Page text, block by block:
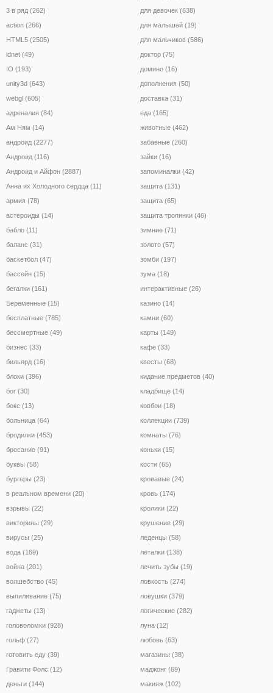
3 в ряд (262)
action (266)
HTML5 (2505)
idnet (49)
IO (193)
unity3d (643)
webgl (605)
адреналин (84)
Ам Ням (14)
андроид (2277)
Андроид (116)
Андроид и Айфон (2887)
Анна их Холодного сердца (11)
армия (78)
астероиды (14)
бабло (11)
баланс (31)
баскетбол (47)
бассейн (15)
бегалки (161)
Беременные (15)
бесплатные (785)
бессмертные (49)
бизнес (33)
бильярд (16)
блоки (396)
бог (30)
бокс (13)
больница (64)
бродилки (453)
бросание (91)
буквы (58)
бургеры (23)
в реальном времени (20)
взрывы (22)
викторины (29)
вирусы (25)
вода (169)
война (201)
волшебство (45)
выпиливание (75)
гаджеты (13)
головоломки (928)
гольф (27)
готовить еду (39)
Гравити Фолс (12)
деньги (144)
для девочек (638)
для малышей (19)
для мальчиков (586)
доктор (75)
домино (16)
дополнения (50)
доставка (31)
еда (165)
животные (462)
забавные (260)
зайки (16)
запоминалки (42)
защита (131)
защита (65)
защита тропинки (46)
зимние (71)
золото (57)
зомби (197)
зума (18)
интерактивные (26)
казино (14)
камни (60)
карты (149)
кафе (33)
квесты (68)
кидание предметов (40)
кладбище (14)
ковбои (18)
коллекции (739)
комнаты (76)
коньки (15)
кости (65)
кровавые (24)
кровь (174)
кролики (22)
крушение (29)
леденцы (58)
леталки (138)
лечить зубы (19)
ловкость (274)
ловушки (379)
логические (282)
луна (12)
любовь (63)
магазины (38)
маджонг (69)
макияж (102)